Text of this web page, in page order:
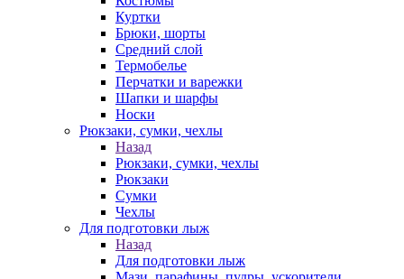
Куртки
Брюки, шорты
Средний слой
Термобелье
Перчатки и варежки
Шапки и шарфы
Носки
Рюкзаки, сумки, чехлы
Назад
Рюкзаки, сумки, чехлы
Рюкзаки
Сумки
Чехлы
Для подготовки лыж
Назад
Для подготовки лыж